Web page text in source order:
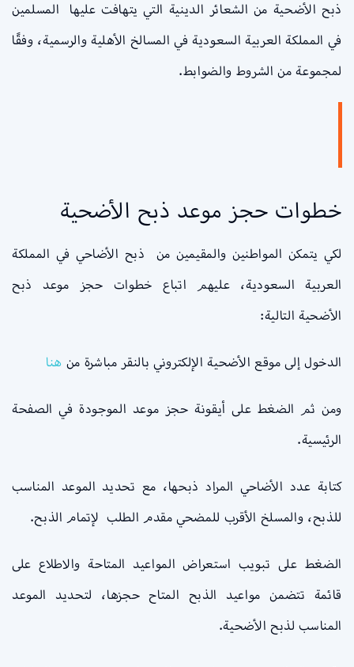
ذبح الأضحية من الشعائر الدينية التي يتهافت عليها المسلمين
في المملكة العربية السعودية في المسالخ الأهلية والرسمية، وفقًا
لمجموعة من الشروط والضوابط.
خطوات حجز موعد ذبح الأضحية
لكي يتمكن المواطنين والمقيمين من ذبح الأضاحي في المملكة
العربية السعودية، عليهم اتباع خطوات حجز موعد ذبح
الأضحية التالية:
الدخول إلى موقع الأضحية الإلكتروني بالنقر مباشرة من هنا
ومن ثم الضغط على أيقونة حجز موعد الموجودة في الصفحة
الرئيسية.
كتابة عدد الأضاحي المراد ذبحها، مع تحديد الموعد المناسب
للذبح، والمسلخ الأقرب للمضحي مقدم الطلب لإتمام الذبح.
الضغط على تبويب استعراض المواعيد المتاحة والاطلاع على
قائمة تتضمن مواعيد الذبح المتاح حجزها، لتحديد الموعد
المناسب لذبح الأضحية.